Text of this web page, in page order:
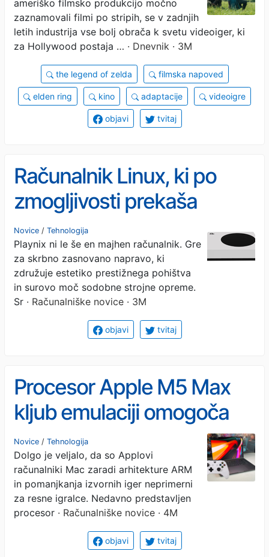
ameriško filmsko produkcijo močno
zaznamovali filmi po stripih, se v zadnjih
letih industrija vse bolj obrača k svetu videoiger, ki
za Hollywood postaja … · Dnevnik · 3M
the legend of zelda filmska napoved
elden ring kino adaptacije videoigre
objavi tvitaj
Računalnik Linux, ki po
zmogljivosti prekaša
legendarni Steam Machine
Novice / Tehnologija
Playnix ni le še en majhen računalnik. Gre
za skrbno zasnovano napravo, ki
združuje estetiko prestižnega pohištva
in surovo moč sodobne strojne opreme.
Sr · Računalniške novice · 3M
objavi tvitaj
Procesor Apple M5 Max
kljub emulaciji omogoča
tekoče igranje grafično
zahtevnih Windows iger
Novice / Tehnologija
Dolgo je veljalo, da so Applovi
računalniki Mac zaradi arhitekture ARM
in pomanjkanja izvornih iger neprimerni
za resne igralce. Nedavno predstavljen
procesor · Računalniške novice · 4M
objavi tvitaj